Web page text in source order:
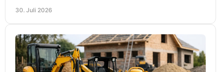
30. Juli 2026